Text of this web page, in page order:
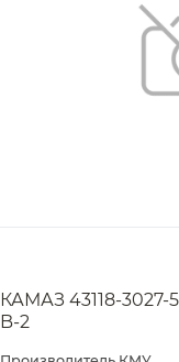
КАМАЗ 43118-3027-
B-2